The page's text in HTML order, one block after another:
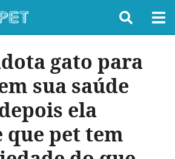
gato para
sua saúde
ela
que pet tem